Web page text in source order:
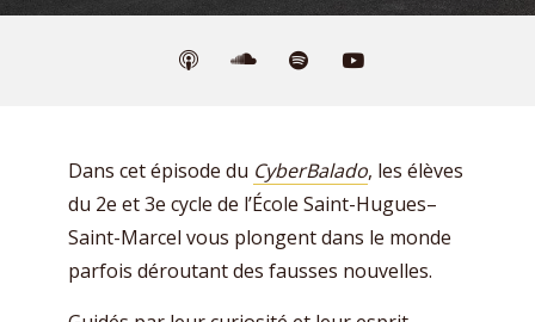
Dans cet épisode du CyberBalado, les élèves
du 2e et 3e cycle de l’École Saint-Hugues–
Saint-Marcel vous plongent dans le monde
parfois déroutant des fausses nouvelles.